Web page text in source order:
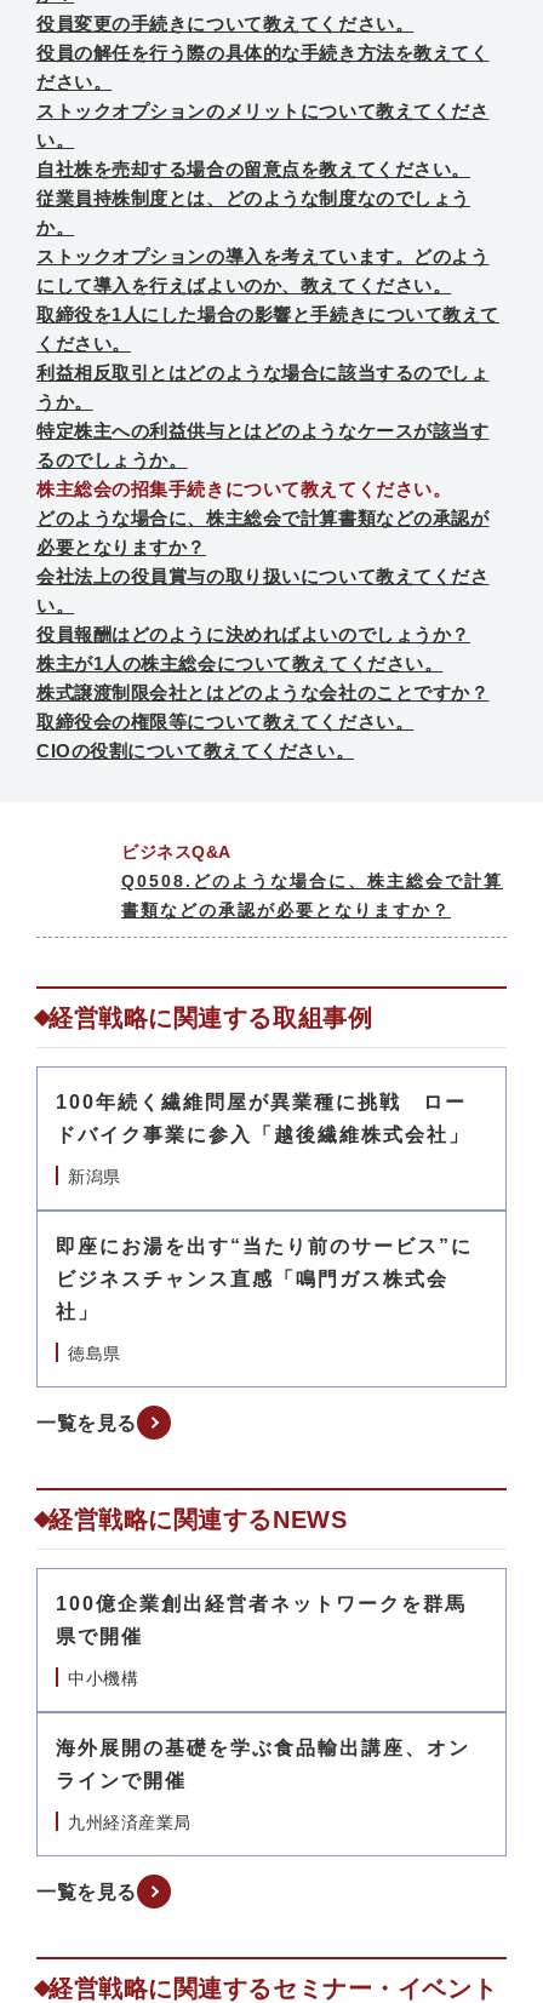
役員変更の手続きについて教えてください。
役員の解任を行う際の具体的な手続き方法を教えてく
ださい。
ストックオプションのメリットについて教えてくださ
い。
自社株を売却する場合の留意点を教えてください。
従業員持株制度とは、どのような制度なのでしょう
か。
ストックオプションの導入を考えています。どのよう
にして導入を行えばよいのか、教えてください。
取締役を1人にした場合の影響と手続きについて教えて
ください。
利益相反取引とはどのような場合に該当するのでしょ
うか。
特定株主への利益供与とはどのようなケースが該当す
るのでしょうか。
株主総会の招集手続きについて教えてください。
どのような場合に、株主総会で計算書類などの承認が
必要となりますか？
会社法上の役員賞与の取り扱いについて教えてくださ
い。
役員報酬はどのように決めればよいのでしょうか？
株主が1人の株主総会について教えてください。
株式譲渡制限会社とはどのような会社のことですか？
取締役会の権限等について教えてください。
CIOの役割について教えてください。
ビジネスQ&A
Q0508.どのような場合に、株主総会で計算
書類などの承認が必要となりますか？
経営戦略に関連する取組事例
100年続く繊維問屋が異業種に挑戦 ロー
ドバイク事業に参入「越後繊維株式会社」
新潟県
即座にお湯を出す“当たり前のサービス”に
ビジネスチャンス直感「鳴門ガス株式会
社」
徳島県
一覧を見る
経営戦略に関連するNEWS
100億企業創出経営者ネットワークを群馬
県で開催
中小機構
海外展開の基礎を学ぶ食品輸出講座、オン
ラインで開催
九州経済産業局
一覧を見る
経営戦略に関連するセミナー・イベント